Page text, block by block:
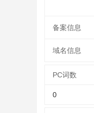
备案信息
域名信息
PC词数
0